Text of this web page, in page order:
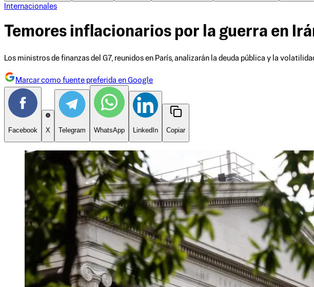
Internacionales
Temores inflacionarios por la guerra en
Los ministros de finanzas del G7, reunidos en París, analizarán la deuda pública y la
Marcar como fuente preferida en Google
Facebook X Telegram WhatsApp LinkedIn Copiar